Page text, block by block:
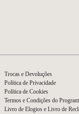
Trocas e Devoluções
Política de Privacidade
Política de Cookies
Termos e Condições do
Livro de Elogios e Livro de